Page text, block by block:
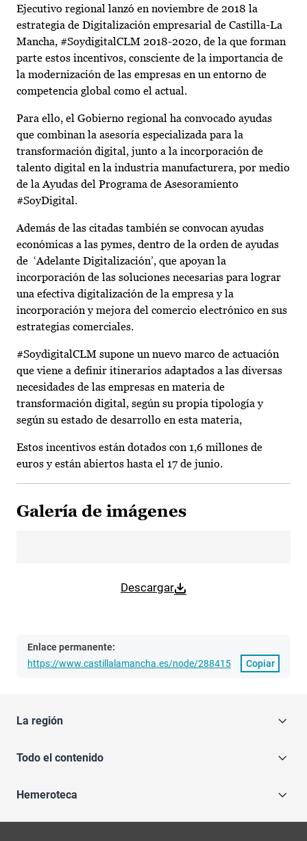
Ejecutivo regional lanzó en noviembre de 2018 la
estrategia de Digitalización empresarial de Castilla-La
Mancha, #SoydigitalCLM 2018-2020, de la que forman
parte estos incentivos, consciente de la importancia de
la modernización de las empresas en un entorno de
competencia global como el actual.
Para ello, el Gobierno regional ha convocado ayudas
que combinan la asesoría especializada para la
transformación digital, junto a la incorporación de
talento digital en la industria manufacturera, por medio
de la Ayudas del Programa de Asesoramiento
#SoyDigital.
Además de las citadas también se convocan ayudas
económicas a las pymes, dentro de la orden de ayudas
de ‘Adelante Digitalización’, que apoyan la
incorporación de las soluciones necesarias para lograr
una efectiva digitalización de la empresa y la
incorporación y mejora del comercio electrónico en sus
estrategias comerciales.
#SoydigitalCLM supone un nuevo marco de actuación
que viene a definir itinerarios adaptados a las diversas
necesidades de las empresas en materia de
transformación digital, según su propia tipología y
según su estado de desarrollo en esta materia,
Estos incentivos están dotados con 1,6 millones de
euros y están abiertos hasta el 17 de junio.
Galería de imágenes
Descargar
Enlace permanente:
https://www.castillalamancha.es/node/288415
Copiar
La región
Todo el contenido
Hemeroteca